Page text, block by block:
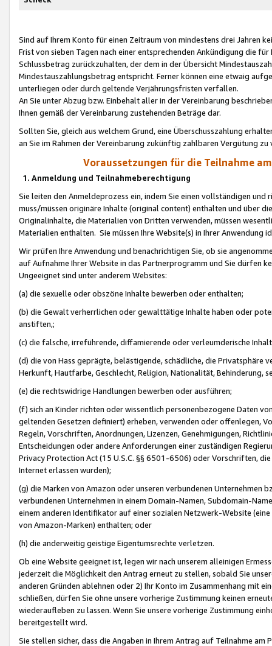
Sind auf Ihrem Konto für einen Zeitraum von mindestens drei Jahren
Frist von sieben Tagen nach einer entsprechenden Ankündigung die
Schlussbetrag zurückzuhalten, der dem in der Übersicht
Mindestauszahlungsbetrag entspricht. Ferner können eine etwaig
unterliegen oder durch geltende Verjährungsfristen verfallen.
An Sie unter Abzug bzw. Einbehalt aller in der Vereinbarung
Ihnen gemäß der Vereinbarung zustehenden Beträge dar.
Sollten Sie, gleich aus welchem Grund, eine Überschusszahlung
an Sie im Rahmen der Vereinbarung zukünftig zahlbaren Vergütung zu
Voraussetzungen für die Teilnahme
1. Anmeldung und Teilnahmeberechtigung
Sie leiten den Anmeldeprozess ein, indem Sie einen vollständigen
muss/müssen originäre Inhalte (original content) enthalten und über
Originalinhalte, die Materialien von Dritten verwenden, müssen
Materialien enthalten. Sie müssen Ihre Website(s) in Ihrer Anwendung
Wir prüfen Ihre Anwendung und benachrichtigen Sie, ob sie
auf Aufnahme Ihrer Website in das Partnerprogramm und Sie dürfen
Ungeeignet sind unter anderem Websites:
(a) die sexuelle oder obszöne Inhalte bewerben oder enthalten;
(b) die Gewalt verherrlichen oder gewalttätige Inhalte haben oder
anstiften,;
(c) die falsche, irreführende, diffamierende oder verleumderische
(d) die von Hass geprägte, belästigende, schädliche, die Privatsphäre
Herkunft, Hautfarbe, Geschlecht, Religion, Nationalität, Behinderung,
(e) die rechtswidrige Handlungen bewerben oder ausführen;
(f) sich an Kinder richten oder wissentlich personenbezogene Daten
geltenden Gesetzen definiert) erheben, verwenden oder offenlegen,
Regeln, Vorschriften, Anordnungen, Lizenzen, Genehmigungen,
Entscheidungen oder andere Anforderungen einer zuständigen
Privacy Protection Act (15 U.S.C. §§ 6501-6506) oder Vorschriften,
Internet erlassen wurden);
(g) die Marken von Amazon oder unseren verbundenen Unternehmen
verbundenen Unternehmen in einem Domain-Namen, Subdomain-
einem anderen Identifikator auf einer sozialen Netzwerk-Website
von Amazon-Marken) enthalten; oder
(h) die anderweitig geistige Eigentumsrechte verletzen.
Ob eine Website geeignet ist, legen wir nach unserem alleinigen
jederzeit die Möglichkeit den Antrag erneut zu stellen, sobald Sie
anderen Gründen ablehnen oder 2) Ihr Konto im Zusammenhang mit
schließen, dürfen Sie ohne unsere vorherige Zustimmung keinen
wiederaufleben zu lassen. Wenn Sie unsere vorherige Zustimmung
bereitgestellt wird.
Sie stellen sicher, dass die Angaben in Ihrem Antrag auf Teilnahme